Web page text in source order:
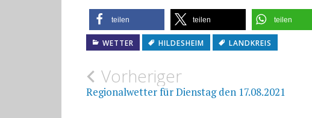
teilen teilen teilen
WETTER HILDESHEIM LANDKREIS
Beitragsnavigation
Vorheriger
Regionalwetter für Dienstag den 17.08.2021